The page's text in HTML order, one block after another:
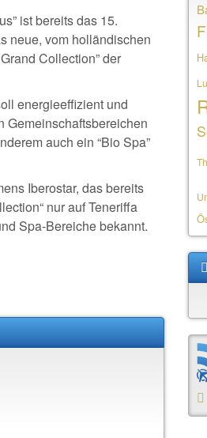
ist bereits das 15.
neue, vom holländischen
Collection” der
energieeffizient und
Gemeinschaftsbereichen
auch ein “Bio Spa”
Iberostar, das bereits
nur auf Teneriffa
Spa-Bereiche bekannt.